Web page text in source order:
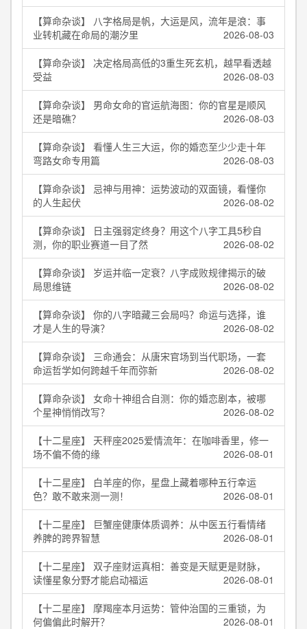
【算命杂谈】 八字格局是帆，大运是风，流年是浪：事
业转机藏在命局的潮汐里
2026-08-03
【算命杂谈】 决定格局高低的3重生死玄机，越早看透越
受益
2026-08-03
【算命杂谈】 男命女命的官运航海图：你的官星是顺风
还是暗礁？
2026-08-03
【算命杂谈】 看懂人生三大运，你的婚恋至少少走十年
弯路女命专用篇
2026-08-03
【算命杂谈】 忌神与用神：运势波动的双面镜，看懂你
的人生起伏
2026-08-02
【算命杂谈】 日主强弱定终身？用这个八字工具5秒自
测，你的职业赛道一目了然
2026-08-02
【算命杂谈】 岁运并临一定衰？八字成败规律揭示的破
局思维链
2026-08-02
【算命杂谈】 你的八字暗藏三会局吗？命运与选择，谁
才是人生的导演？
2026-08-02
【算命杂谈】 三命通会：从唐宋官场到当代职场，一套
命运哲学如何跨越千年而弥新
2026-08-02
【算命杂谈】 女命十神组合自测：你的婚恋剧本，被哪
个星神悄悄改写？
2026-08-02
【十二星座】 天秤座2025爱情流年：在咖啡香里，修一
场不偏不倚的缘
2026-08-01
【十二星座】 白羊座的你，星盘上藏着哪种五行幸运
色？敢不敢来测一测！
2026-08-01
【十二星座】 巨蟹座健康体质调养：从中医五行看情绪
养脾的跨界智慧
2026-08-01
【十二星座】 双子座财运真相：善变是天赋更是财脉，
读懂星象分野才能启动福运
2026-08-01
【十二星座】 摩羯座本月运势：管仲治国的三重锁，为
何偏偏此时解开？
2026-08-01